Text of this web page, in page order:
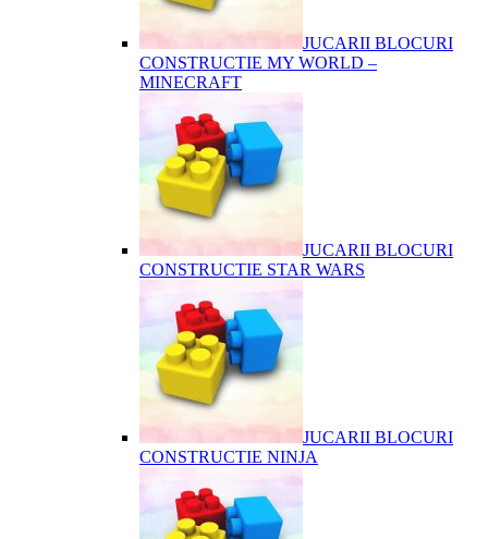
JUCARII BLOCURI
CONSTRUCTIE MY WORLD –
MINECRAFT
JUCARII BLOCURI
CONSTRUCTIE STAR WARS
JUCARII BLOCURI
CONSTRUCTIE NINJA